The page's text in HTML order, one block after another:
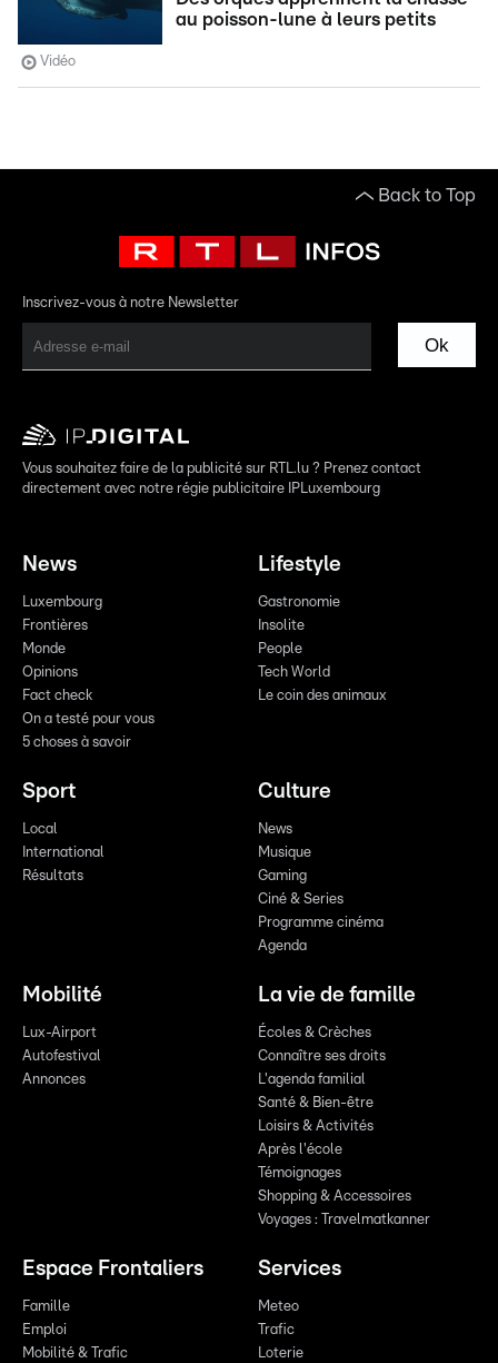
au poisson-lune à leurs petits
Vidéo
Back to Top
Inscrivez-vous à notre Newsletter
Ok
Vous souhaitez faire de la publicité sur RTL.lu ? Prenez contact
directement avec notre régie publicitaire IPLuxembourg
News
Luxembourg
Frontières
Monde
Opinions
Fact check
On a testé pour vous
5 choses à savoir
Lifestyle
Gastronomie
Insolite
People
Tech World
Le coin des animaux
Sport
Local
International
Résultats
Culture
News
Musique
Gaming
Ciné & Series
Programme cinéma
Agenda
Mobilité
Lux-Airport
Autofestival
Annonces
La vie de famille
Écoles & Crèches
Connaître ses droits
L'agenda familial
Santé & Bien-être
Loisirs & Activités
Après l'école
Témoignages
Shopping & Accessoires
Voyages : Travelmatkanner
Espace Frontaliers
Famille
Emploi
Mobilité & Trafic
Services
Meteo
Trafic
Loterie